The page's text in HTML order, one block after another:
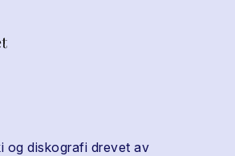
og diskografi drevet av